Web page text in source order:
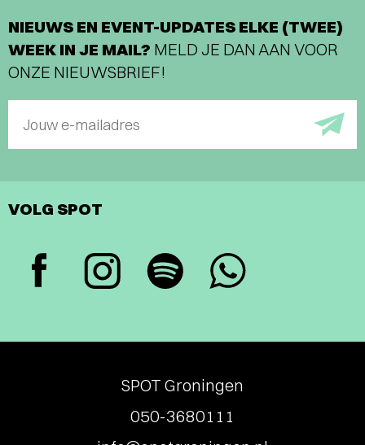
NIEUWS EN EVENT-UPDATES ELKE (TWEE)
WEEK IN JE MAIL? MELD JE DAN AAN VOOR
ONZE NIEUWSBRIEF!
Jouw e-mailadres
VOLG SPOT
SPOT Groningen
050-3680111